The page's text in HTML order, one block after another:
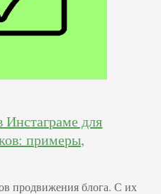
Инстаграме для
примеры,
продвижения блога. С их